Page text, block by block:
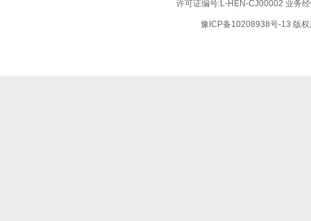
许可证编号:L-HEN-CJ00002 业务
豫ICP备10208938号-13 版